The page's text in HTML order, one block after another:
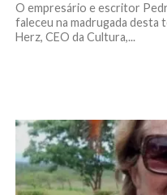
O empresário e escritor
faleceu na madrugada desta
Herz, CEO da Cultura,...